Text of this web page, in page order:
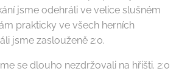
jsme odehráli ve velice slušném
prakticky ve všech herních
jsme zaslouženě 2:0.
se dlouho nezdržovali na hřišti. 2:0